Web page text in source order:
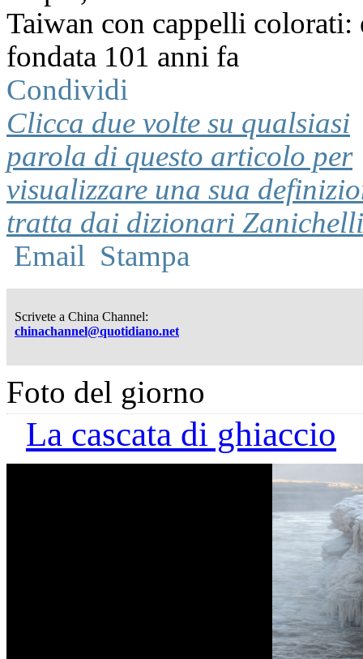
Taiwan con cappelli colorati:
fondata 101 anni fa
Condividi
Clicca due volte su qualsiasi
parola di questo articolo per
visualizzare una sua
tratta dai dizionari Zanichelli
Email Stampa
Scrivete a China Channel:
chinachannel@quotidiano.net
Foto del giorno
La cascata di ghiaccio